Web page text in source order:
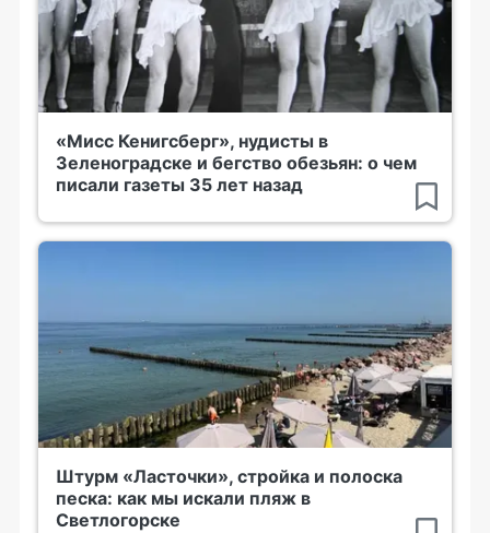
«Мисс Кенигсберг», нудисты в
Зеленоградске и бегство обезьян: о чем
писали газеты 35 лет назад
Штурм «Ласточки», стройка и полоска
песка: как мы искали пляж в
Светлогорске